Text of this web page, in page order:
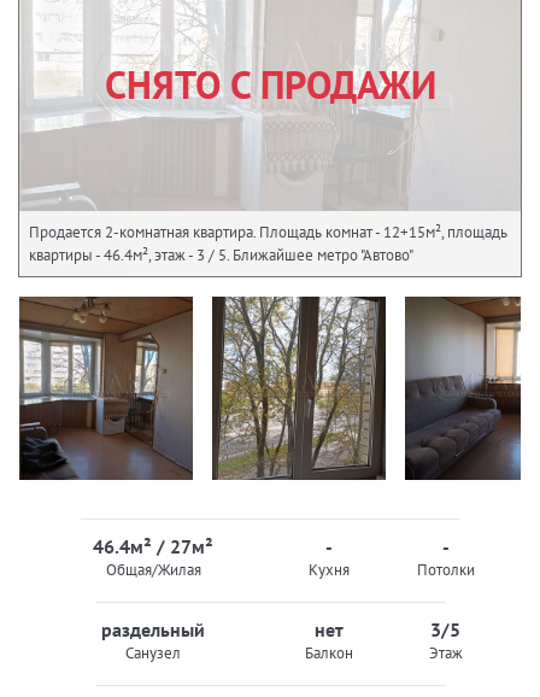
СНЯТО С ПРОДАЖИ
Продается 2-комнатная квартира. Площадь комнат - 12+15м², площадь
квартиры - 46.4м², этаж - 3 / 5. Ближайшее метро "Автово"
46.4м² / 27м²
Общая/Жилая
-
Кухня
-
Потолки
раздельный
Санузел
нет
Балкон
3/5
Этаж